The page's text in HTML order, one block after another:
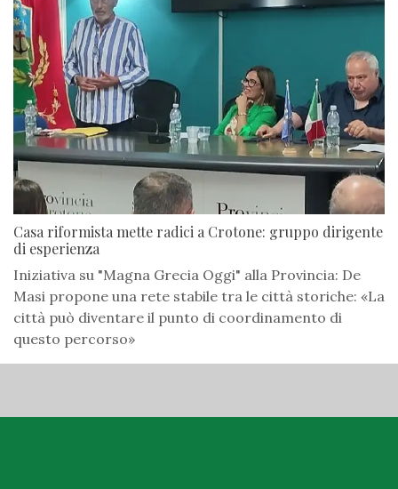
Casa riformista mette radici a Crotone: gruppo dirigente
di esperienza
Iniziativa su "Magna Grecia Oggi" alla Provincia: De
Masi propone una rete stabile tra le città storiche: «La
città può diventare il punto di coordinamento di
questo percorso»